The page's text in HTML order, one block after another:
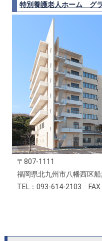
特別養護老人ホーム グ
〒807-1111
福岡県北九州市八幡西区
TEL：093-614-2103 FAX